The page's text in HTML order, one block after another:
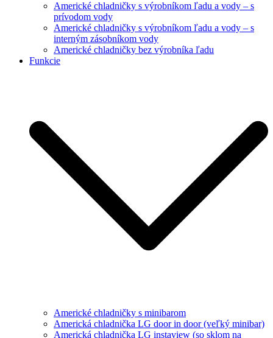
Americké chladničky s výrobníkom ľadu a vody – s
prívodom vody
Americké chladničky s výrobníkom ľadu a vody – s
interným zásobníkom vody
Americké chladničky bez výrobníka ľadu
Funkcie
Americké chladničky s minibarom
Americká chladnička LG door in door (veľký minibar)
Americká chladnička LG instaview (so sklom na